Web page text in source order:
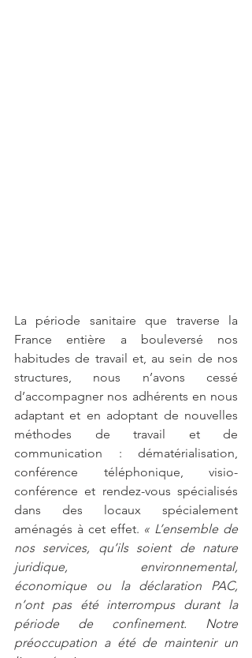
La période sanitaire que traverse la
France entière a bouleversé nos
habitudes de travail et, au sein de nos
structures, nous n’avons cessé
d’accompagner nos adhérents en nous
adaptant et en adoptant de nouvelles
méthodes de travail et de
communication : dématérialisation,
conférence téléphonique, visio-
conférence et rendez-vous spécialisés
dans des locaux spécialement
aménagés à cet effet. « L’ensemble de
nos services, qu’ils soient de nature
juridique, environnemental,
économique ou la déclaration PAC,
n’ont pas été interrompus durant la
période de confinement. Notre
préoccupation a été de maintenir un